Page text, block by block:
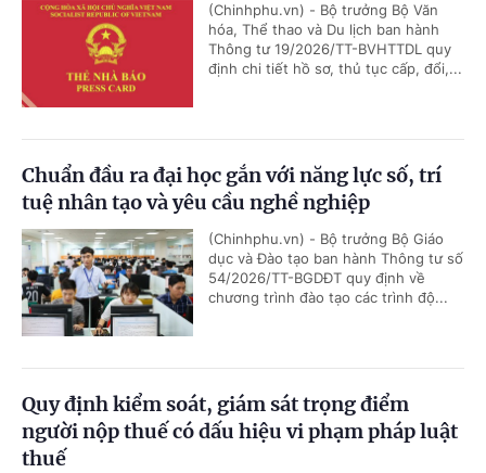
(Chinhphu.vn) - Bộ trưởng Bộ Văn
hóa, Thể thao và Du lịch ban hành
Thông tư 19/2026/TT-BVHTTDL quy
định chi tiết hồ sơ, thủ tục cấp, đổi,...
Chuẩn đầu ra đại học gắn với năng lực số, trí
tuệ nhân tạo và yêu cầu nghề nghiệp
(Chinhphu.vn) - Bộ trưởng Bộ Giáo
dục và Đào tạo ban hành Thông tư số
54/2026/TT-BGDĐT quy định về
chương trình đào tạo các trình độ...
Quy định kiểm soát, giám sát trọng điểm
người nộp thuế có dấu hiệu vi phạm pháp luật
thuế